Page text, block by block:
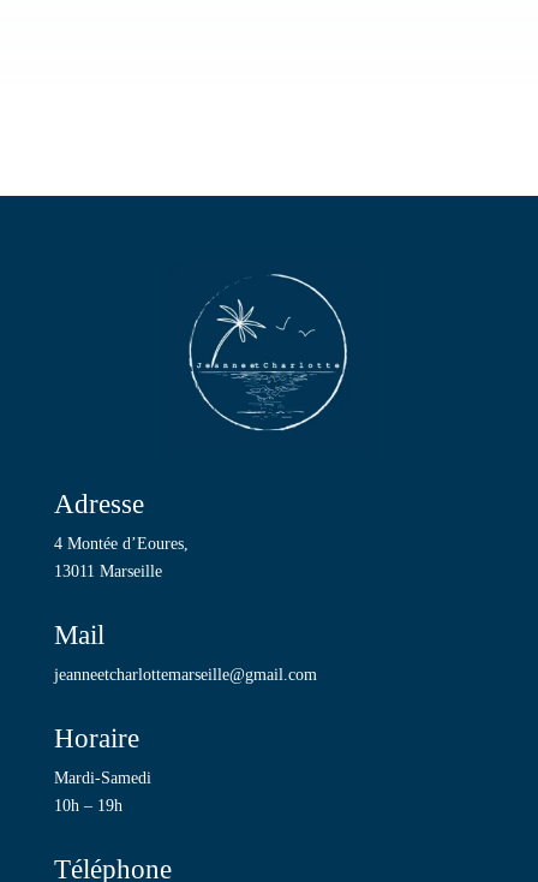
Adresse
4 Montée d’Eoures,
13011 Marseille
Mail
jeanneetcharlottemarseille@gmail.com
Horaire
Mardi-Samedi
10h – 19h
Téléphone